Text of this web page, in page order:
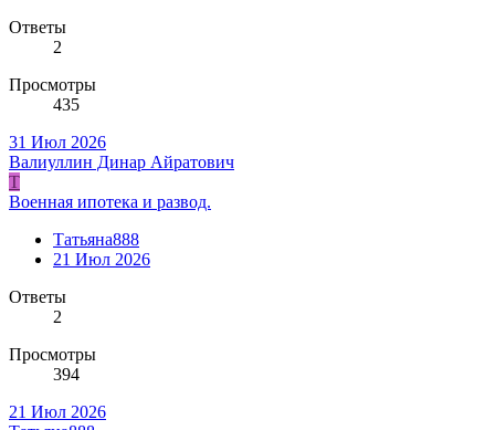
Ответы
2
Просмотры
435
31 Июл 2026
Валиуллин Динар Айратович
Т
Военная ипотека и развод.
Татьяна888
21 Июл 2026
Ответы
2
Просмотры
394
21 Июл 2026